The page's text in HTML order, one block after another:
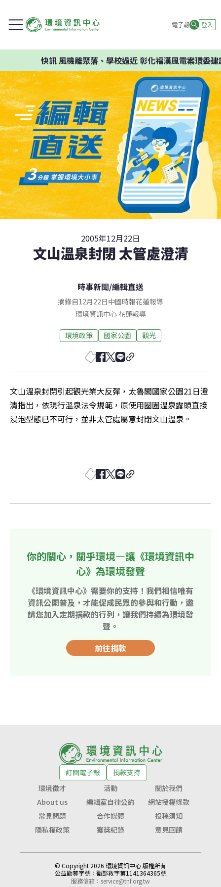
電子報 登入
快訊風機離聚落、學校過近 彰化福漢風電案環委建
2005年12月22日
文山溫泉封閉 太管處澄清
時事新聞/編輯直送
摘錄自12月22日中國時報花蓮報導
環境資訊中心 花蓮報導
環境政策 國家公園 觀光
文山溫泉封閉引起觀光業大反彈，太魯閣國家公園21日澄
清指出，依現行溫泉法令規範，原使用圈圍溫泉露頭直接
浸泡型態已不可行，並非太管處屬意封閉文山溫泉。
你的關心，關乎環境—讓《環境資訊中
心》為環境發聲
《環境資訊中心》需要你的支持！我們相信唯有
資訊公開普及，才能促成民眾的參與和行動，邀
請您加入定期捐款的行列，讓我們持續為環境發
聲。
前往捐款
訂閱電子報
捐款支持
環境徵才
活動
關於我們
About us
編輯室自律公約
網站授權條款
常見問題
合作媒體
投稿須知
隱私權政策
獲獎紀錄 意見回饋
© Copyright 2026 環境資訊中心 版權所有
公益勸募字號： 衛部救字第1141364365號
服務信箱： service@tnf.org.tw